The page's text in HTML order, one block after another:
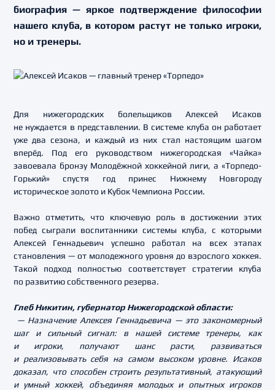
биография — яркое подтверждение философии
нашего клуба, в котором растут не только игроки,
но и тренеры.
Для нижегородских болельщиков Алексей Исаков
не нуждается в представлении. В системе клуба он работает
уже два сезона, и каждый из них стал настоящим шагом
вперёд. Под его руководством нижегородская «Чайка»
завоевала бронзу Молодёжной хоккейной лиги, а «Торпедо-
Горький» спустя год принес Нижнему Новгороду
историческое золото и Кубок Чемпиона России.
Важно отметить, что ключевую роль в достижении этих
побед сыграли воспитанники системы клуба, с которыми
Алексей Геннадьевич успешно работал на всех этапах
становления — от молодежного уровня до взрослого хоккея.
Такой подход полностью соответствует стратегии клуба
по развитию собственного резерва.
Глеб Никитин, губернатор Нижегородской области:
— Назначение Алексея Геннадьевича — это закономерный
шаг и сильный сигнал: в нашей системе тренеры, как
и игроки, получают шанс расти, развиваться
и реализовывать себя на самом высоком уровне. Исаков
доказал, что способен строить результативный, атакующий
и умный хоккей, объединяя молодых и опытных игроков